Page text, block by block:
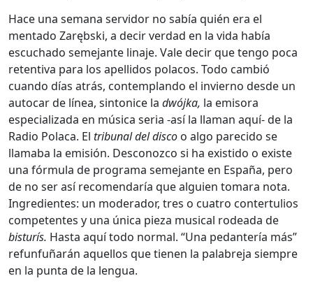
Hace una semana servidor no sabía quién era el
mentado Zarębski, a decir verdad en la vida había
escuchado semejante linaje. Vale decir que tengo poca
retentiva para los apellidos polacos. Todo cambió
cuando días atrás, contemplando el invierno desde un
autocar de línea, sintonice la dwójka, la emisora
especializada en música seria -así la llaman aquí- de la
Radio Polaca. El tribunal del disco o algo parecido se
llamaba la emisión. Desconozco si ha existido o existe
una fórmula de programa semejante en España, pero
de no ser así recomendaría que alguien tomara nota.
Ingredientes: un moderador, tres o cuatro contertulios
competentes y una única pieza musical rodeada de
bisturís. Hasta aquí todo normal. “Una pedantería más”
refunfuñarán aquellos que tienen la palabreja siempre
en la punta de la lengua.